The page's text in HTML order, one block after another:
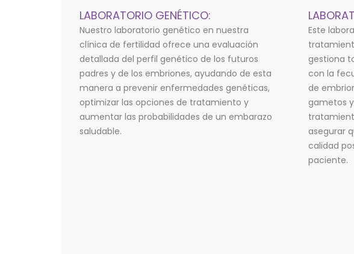
LABORATORIO GENÉTICO:
Nuestro laboratorio genético en nuestra
clínica de fertilidad ofrece una evaluación
detallada del perfil genético de los futuros
padres y de los embriones, ayudando de esta
manera a prevenir enfermedades genéticas,
optimizar las opciones de tratamiento y
aumentar las probabilidades de un embarazo
saludable.
Este
gestiona
con la
de
gametos
asegurar
calidad
paciente.